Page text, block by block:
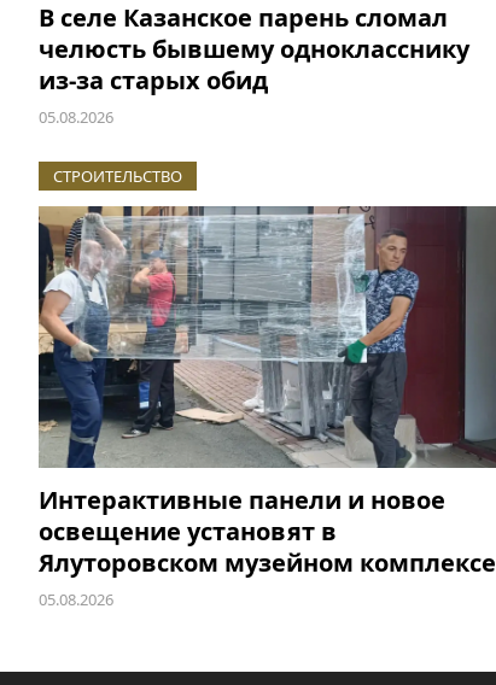
В селе Казанское парень сломал
челюсть бывшему однокласснику
из-за старых обид
05.08.2026
СТРОИТЕЛЬСТВО
Интерактивные панели и новое
освещение установят в
Ялуторовском музейном комплексе
05.08.2026